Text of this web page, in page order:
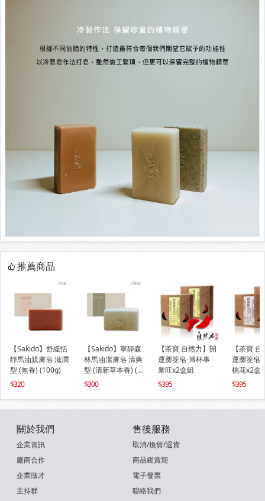
推薦商品
【Sakido】舒緩恬
靜馬油親膚皂 滋潤
型 (無香) (100g)
320
【Sakido】寧靜森
林馬油潔膚皂 清爽
型 (清新草本香) (1
00g)
300
【茶寶 自然力】開
運擲筊皂-博杯事
業旺x2盒組
395
【茶寶
運擲筊皂-
桃花x2盒
395
關於我們
企業資訊
廠商合作
企業徵才
主持群
售後服務
取消/換貨/退貨
商品鑑賞期
電子發票
聯絡我們